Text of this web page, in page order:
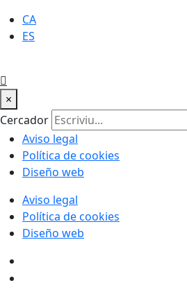
CA
ES
×
Cercador
Aviso legal
Política de cookies
Diseño web
Aviso legal
Política de cookies
Diseño web